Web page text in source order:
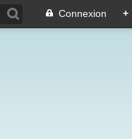
Connexion +